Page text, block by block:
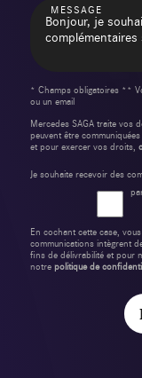
MESSAGE
* Champs obligatoires **
ou un email
Mercedes SAGA traite vos
peuvent être
et pour exercer vos droits,
Je souhaite recevoir des
En cochant cette case,
communications intègrent
fins de délivrabilité et pour
notre politique de